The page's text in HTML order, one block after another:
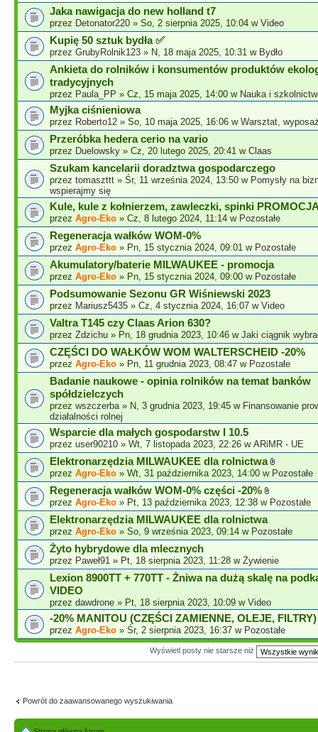
Jaka nawigacja do new holland t7
przez Detonator220 » So, 2 sierpnia 2025, 10:04 w Video
Kupię 50 sztuk bydła ​✅
przez GrubyRolnik123 » N, 18 maja 2025, 10:31 w Bydło
Ankieta do rolników i konsumentów produktów
tradycyjnych
przez Paula_PP » Cz, 15 maja 2025, 14:00 w Nauka i
Myjka ciśnieniowa
przez Roberto12 » So, 10 maja 2025, 16:06 w Warsztat,
Przeróbka hedera cerio na vario
przez Duelowsky » Cz, 20 lutego 2025, 20:41 w Claas
Szukam kancelarii doradztwa gospodarczego
przez tomaszttt » Śr, 11 września 2024, 13:50 w Pomysły na
wspierajmy się
Kule, kule z kołnierzem, zawleczki, spinki
przez Agro-Eko » Cz, 8 lutego 2024, 11:14 w Pozostałe
Regeneracja wałków WOM-0%
przez Agro-Eko » Pn, 15 stycznia 2024, 09:01 w Pozostałe
Akumulatory/baterie MILWAUKEE - promocja
przez Agro-Eko » Pn, 15 stycznia 2024, 09:00 w Pozostałe
Podsumowanie Sezonu GR Wiśniewski 2023
przez Mariusz5435 » Cz, 4 stycznia 2024, 16:07 w Video
Valtra T145 czy Claas Arion 630?
przez Zdzichu » Pn, 18 grudnia 2023, 10:46 w Jaki ciągnik
CZĘŚCI DO WAŁKÓW WOM WALTERSCHEID -20%
przez Agro-Eko » Pn, 11 grudnia 2023, 08:47 w Pozostałe
Badanie naukowe - opinia rolników na temat banków
spółdzielczych
przez wszczerba » N, 3 grudnia 2023, 19:45 w Finansowanie
działalności rolnej
Wsparcie dla małych gospodarstw I 10.5
przez user90210 » Wt, 7 listopada 2023, 22:26 w ARiMR - UE
Elektronarzędzia MILWAUKEE dla rolnictwa
przez Agro-Eko » Wt, 31 października 2023, 14:00 w Pozostałe
Regeneracja wałków WOM-0% części -20%
przez Agro-Eko » Pt, 13 października 2023, 12:38 w Pozostałe
Elektronarzędzia MILWAUKEE dla rolnictwa
przez Agro-Eko » So, 9 września 2023, 09:14 w Pozostałe
Żyto hybrydowe dla mlecznych
przez Paweł91 » Pt, 18 sierpnia 2023, 11:28 w Żywienie
Lexion 8900TT + 770TT - Żniwa na dużą skalę na
VIDEO
przez dawdrone » Pt, 18 sierpnia 2023, 10:09 w Video
-20% MANITOU (CZĘŚCI ZAMIENNE, OLEJE,
przez Agro-Eko » Śr, 2 sierpnia 2023, 16:37 w Pozostałe
Wyświetl posty nie starsze niż
Powrót do zaawansowanego wyszukiwania